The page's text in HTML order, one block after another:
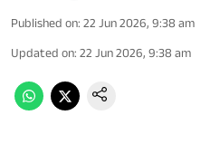
Published on: 22 Jun 2026, 9:38 am
Updated on: 22 Jun 2026, 9:38 am